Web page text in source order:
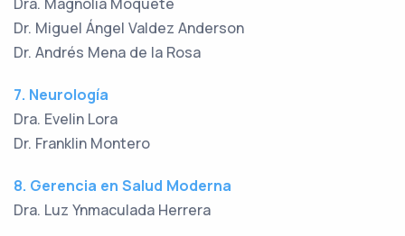
Dr. Miguel Ángel Valdez Anderson
Dr. Andrés Mena de la Rosa
7. Neurología
Dra. Evelin Lora
Dr. Franklin Montero
8. Gerencia en Salud Moderna
Dra. Luz Ynmaculada Herrera